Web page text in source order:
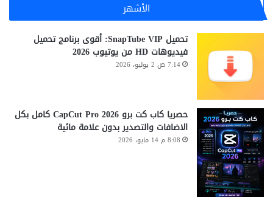
الأشهر
تحميل SnapTube VIP: أقوى برنامج تحميل
فيديوهات HD من يوتيوب 2026
7:14 ص 2 يوليو، 2026
حصريا كاب كت برو CapCut Pro 2026 كامل بكل
الاضافات والتصدير بدون علامة مائية
8:08 م 14 مايو، 2026